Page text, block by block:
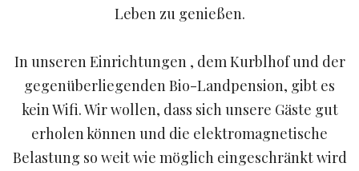
Leben zu genießen.
In unseren Einrichtungen , dem Kurblhof und der
gegenüberliegenden Bio-Landpension, gibt es
kein Wifi. Wir wollen, dass sich unsere Gäste gut
erholen können und die elektromagnetische
Belastung so weit wie möglich eingeschränkt wird